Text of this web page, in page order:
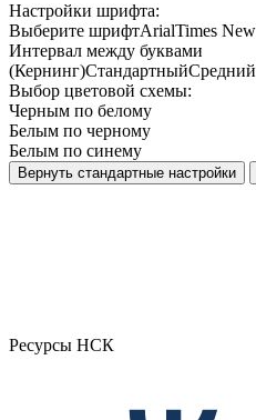
Настройки шрифта:
Выберите шрифтArialTimes
Интервал между буквами
(Кернинг)СтандартныйСредний
Выбор цветовой схемы:
Черным по белому
Белым по черному
Белым по синему
Вернуть стандартные настройки
Ресурсы НСК